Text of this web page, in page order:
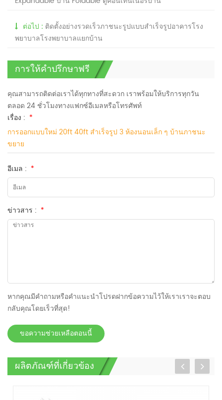
ต่อไป : ติดตั้งอย่างรวดเร็วภาชนะรูปแบบสำเร็จรูปอาคารโรง
พยาบาลโรงพยาบาลแยกบ้าน
การให้คำปรึกษาฟรี
คุณสามารถติดต่อเราได้ทุกทางที่สะดวก เราพร้อมให้บริการทุกวัน
ตลอด 24 ชั่วโมงทางแฟกซ์อีเมลหรือโทรศัพท์
เรื่อง : *
การออกแบบใหม่ 20ft 40ft สำเร็จรูป 3 ห้องนอนเล็ก ๆ บ้านภาชนะ
ขยาย
อีเมล : *
ข่าวสาร : *
หากคุณมีคำถามหรือคำแนะนำโปรดฝากข้อความไว้ให้เราเราจะตอบ
กลับคุณโดยเร็วที่สุด!
ขอความช่วยเหลือตอนนี้
ผลิตภัณฑ์ที่เกี่ยวข้อง